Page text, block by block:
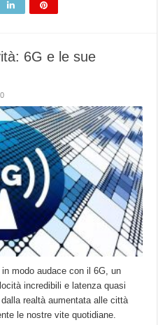
6G e le sue
0
modo audace con il 6G, un
incredibili e latenza quasi
realtà aumentata alle città
le nostre vite quotidiane.